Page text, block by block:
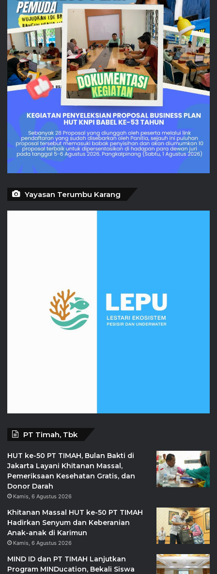
Yayasan Terumbu Karang
PT Timah, Tbk
HUT ke-50 PT TIMAH, Bulan Bakti di
Jakarta Layani Khitanan Massal,
Pemeriksaan Kesehatan Gratis, dan
Donor Darah
Kamis, 6 Agustus 2026
Khitanan Massal HUT ke-50 PT TIMAH
Hadirkan Senyum dan Keberanian
Anak-anak di Karimun
Kamis, 6 Agustus 2026
MIND ID dan PT TIMAH Lanjutkan
Program MINDucation, Bekali Siswa